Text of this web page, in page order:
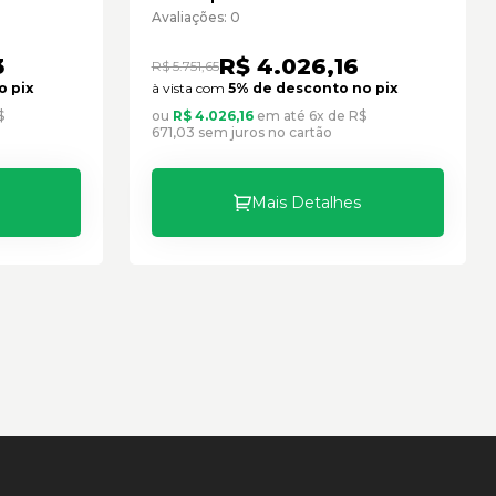
pix
Seminovo
Avaliações: 0
R$ 5.751,65R$ 4.026,16
à vista com 5% de desconto no pix
ou R$ 4.026,16em até 6x de R$
671,03 sem juros no cartão
Mais Detalhes